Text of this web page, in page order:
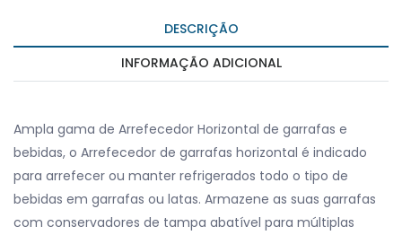
DESCRIÇÃO
INFORMAÇÃO ADICIONAL
Ampla gama de Arrefecedor Horizontal de garrafas e
bebidas, o Arrefecedor de garrafas horizontal é indicado
para arrefecer ou manter refrigerados todo o tipo de
bebidas em garrafas ou latas. Armazene as suas garrafas
com conservadores de tampa abatível para múltiplas